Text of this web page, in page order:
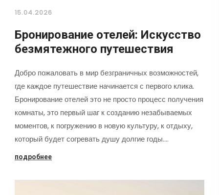
15.04.2026
Бронирование отелей: Искусство
безмятежного путешествия
Добро пожаловать в мир безграничных возможностей,
где каждое путешествие начинается с первого клика.
Бронирование отелей это не просто процесс получения
комнаты, это первый шаг к созданию незабываемых
моментов, к погружению в новую культуру, к отдыху,
который будет согревать душу долгие годы.…
подробнее